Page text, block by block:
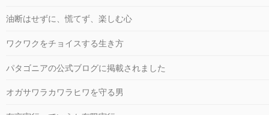
油断はせずに、慌てず、楽しむ心
ワクワクをチョイスする生き方
パタゴニアの公式ブログに掲載されました
オガサワラカワラヒワを守る男